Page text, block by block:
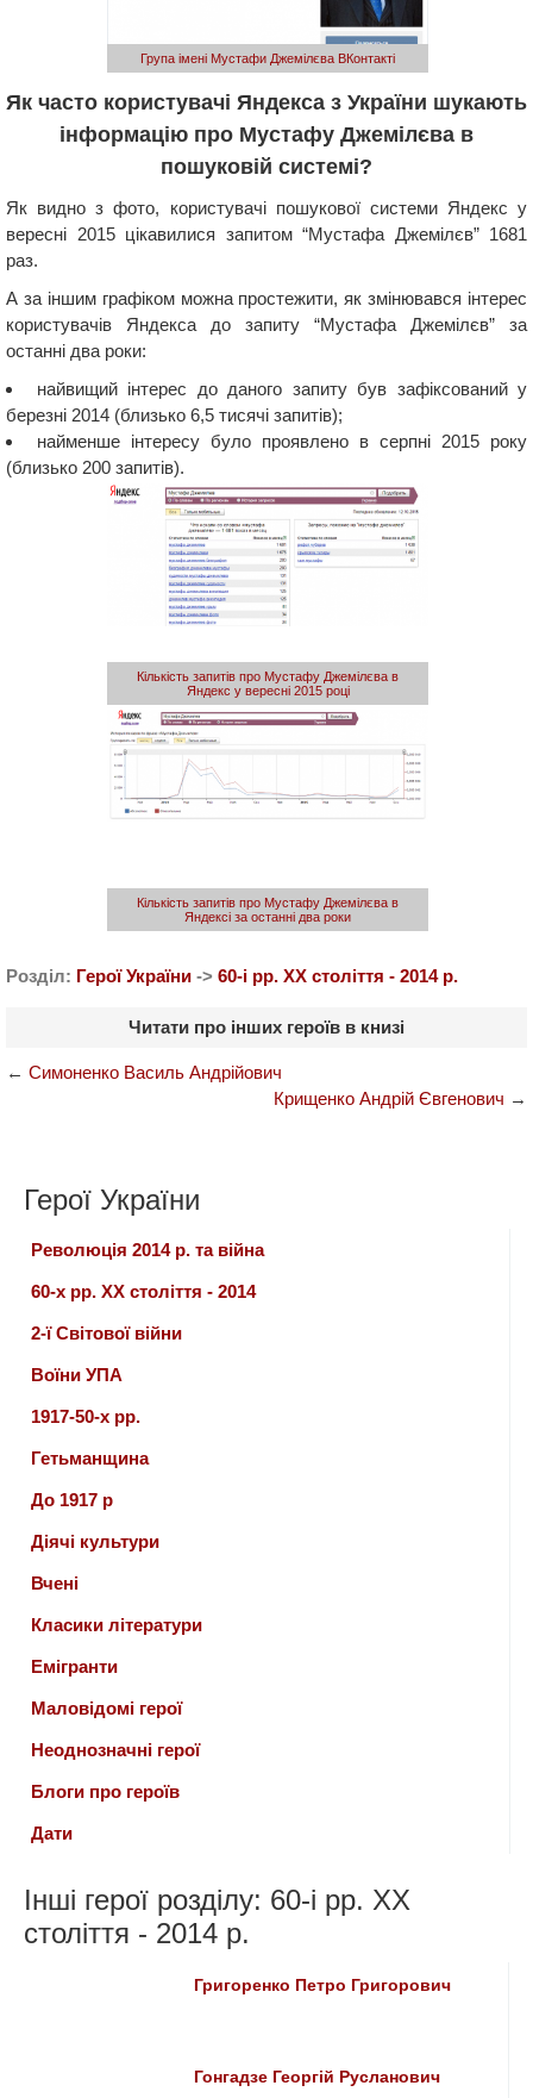
Група імені Мустафи Джемілєва ВКонтакті
Як часто користувачі Яндекса з України шукають
інформацію про Мустафу Джемілєва в
пошуковій системі?
Як видно з фото, користувачі пошукової системи Яндекс у
вересні 2015 цікавилися запитом “Мустафа Джемілєв” 1681
раз.
А за іншим графіком можна простежити, як змінювався інтерес
користувачів Яндекса до запиту “Мустафа Джемілєв” за
останні два роки:
найвищий інтерес до даного запиту був зафіксований у
березні 2014 (близько 6,5 тисячі запитів);
найменше інтересу було проявлено в серпні 2015 року
(близько 200 запитів).
Кількість запитів про Мустафу Джемілєва в
Яндекс у вересні 2015 році
Кількість запитів про Мустафу Джемілєва в
Яндексі за останні два роки
Розділ: Герої України -> 60-і рр. ХХ століття - 2014 р.
Читати про інших героїв в книзі
← Симоненко Василь Андрійович
Крищенко Андрій Євгенович →
Герої України
Революція 2014 р. та війна
60-х рр. ХХ століття - 2014
2-ї Світової війни
Воїни УПА
1917-50-х рр.
Гетьманщина
До 1917 р
Діячі культури
Вчені
Класики літератури
Емігранти
Маловідомі герої
Неоднозначні герої
Блоги про героїв
Дати
Інші герої розділу: 60-і рр. ХХ
століття - 2014 р.
Григоренко Петро Григорович
Гонгадзе Георгій Русланович